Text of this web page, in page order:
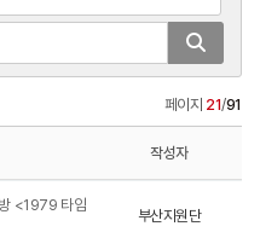
페이지 21/91
작성자
<1979 타임
부산지원단